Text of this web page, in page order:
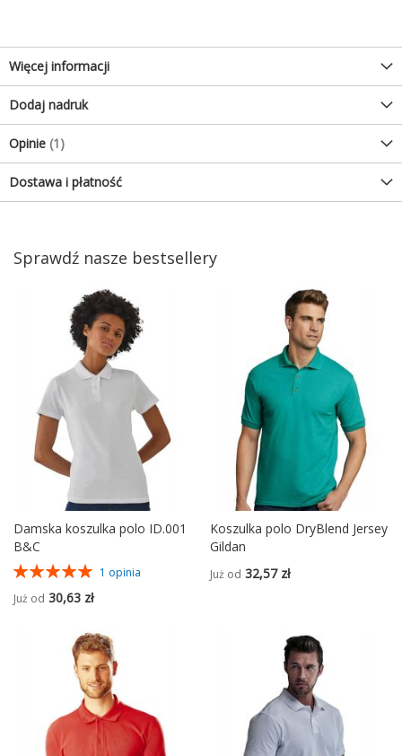
Więcej informacji
Dodaj nadruk
Opinie 1
Dostawa i płatność
Sprawdź nasze bestsellery
Damska koszulka polo ID.001
B&C
Ocena:
1 opinia
Już od 30,63 zł
Koszulka polo DryBlend Jersey
Gildan
Już od 32,57 zł